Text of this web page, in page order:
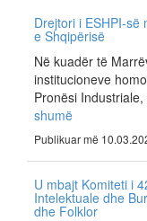
Drejtori i ESHPI-së
e Shqipërisë
Në kuadër të
institucioneve
Pronësi
shumë
Publikuar më
U mbajt Komiteti i
Intelektuale dhe
dhe Folklor